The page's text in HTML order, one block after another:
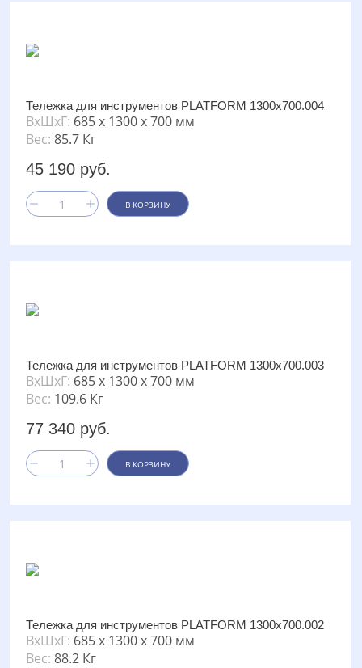
Тележка для инструментов PLATFORM 1300х700.004
ВxШxГ: 685 x 1300 x 700 мм
Вес: 85.7 Кг
45 190 руб.
В КОРЗИНУ
Тележка для инструментов PLATFORM 1300х700.003
ВxШxГ: 685 x 1300 x 700 мм
Вес: 109.6 Кг
77 340 руб.
В КОРЗИНУ
Тележка для инструментов PLATFORM 1300х700.002
ВxШxГ: 685 x 1300 x 700 мм
Вес: 88.2 Кг